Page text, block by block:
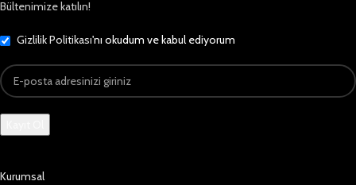
Bültenimize katılın!
Gizlilik Politikası'nı okudum ve kabul ediyorum
Kurumsal